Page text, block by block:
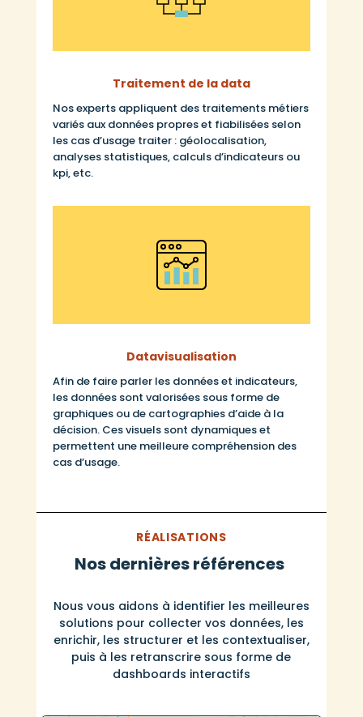
Traitement de la data
Nos experts appliquent des traitements métiers
variés aux données propres et fiabilisées selon
les cas d’usage traiter : géolocalisation,
analyses statistiques, calculs d’indicateurs ou
kpi, etc.
Datavisualisation
Afin de faire parler les données et indicateurs,
les données sont valorisées sous forme de
graphiques ou de cartographies d’aide à la
décision. Ces visuels sont dynamiques et
permettent une meilleure compréhension des
cas d’usage.
RÉALISATIONS
Nos dernières références
Nous vous aidons à identifier les meilleures
solutions pour collecter vos données, les
enrichir, les structurer et les contextualiser,
puis à les retranscrire sous forme de
dashboards interactifs